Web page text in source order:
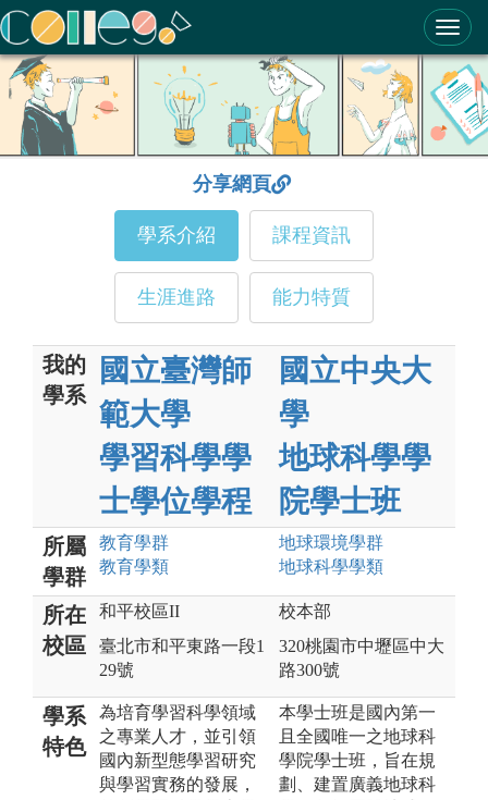
ColleGo! 大學選才與高中育才輔助系統
分享網頁
學系介紹 課程資訊
生涯進路 能力特質
我的
學系
國立臺灣師
範大學
學習科學學
士學位學程
國立中央大
學
地球科學學
院學士班
所屬
學群
教育學群
教育學類
地球環境學群
地球科學學類
所在
校區
和平校區II
臺北市和平東路一段1
29號
校本部
320桃園市中壢區中大
路300號
學系
特色
為培育學習科學領域
之專業人才，並引領
國內新型態學習研究
與學習實務的發展，
本學士班是國內第一
且全國唯一之地球科
學院學士班，旨在規
劃、建置廣義地球科